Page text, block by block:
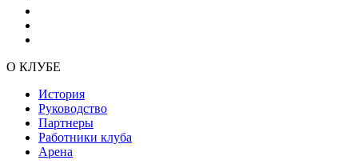
О КЛУБЕ
История
Руководство
Партнеры
Работники клуба
Арена